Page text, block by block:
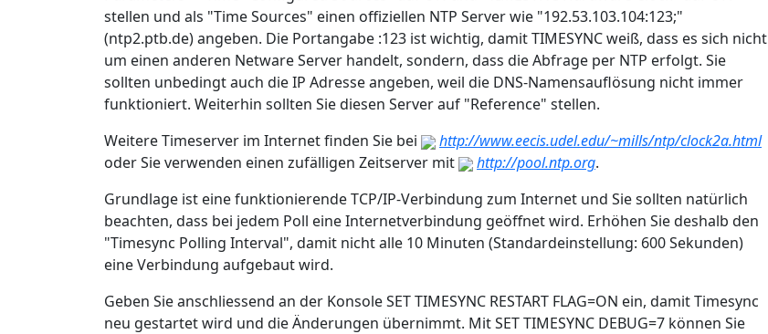
stellen und als "Time Sources" einen offiziellen NTP Server wie "192.53.103.104:123;"
(ntp2.ptb.de) angeben. Die Portangabe :123 ist wichtig, damit TIMESYNC weiß, dass es sich nicht
um einen anderen Netware Server handelt, sondern, dass die Abfrage per NTP erfolgt. Sie
sollten unbedingt auch die IP Adresse angeben, weil die DNS-Namensauflösung nicht immer
funktioniert. Weiterhin sollten Sie diesen Server auf "Reference" stellen.
Weitere Timeserver im Internet finden Sie bei
http://www.eecis.udel.edu/~mills/ntp/clock2a.html
oder Sie verwenden einen zufälligen Zeitserver mit
http://pool.ntp.org.
Grundlage ist eine funktionierende TCP/IP-Verbindung zum Internet und Sie sollten natürlich
beachten, dass bei jedem Poll eine Internetverbindung geöffnet wird. Erhöhen Sie deshalb den
"Timesync Polling Interval", damit nicht alle 10 Minuten (Standardeinstellung: 600 Sekunden)
eine Verbindung aufgebaut wird.
Geben Sie anschliessend an der Konsole SET TIMESYNC RESTART FLAG=ON ein, damit Timesync
neu gestartet wird und die Änderungen übernimmt. Mit SET TIMESYNC DEBUG=7 können Sie